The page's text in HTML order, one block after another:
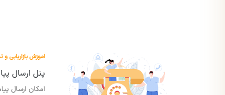
اموزش بازاریابی و
پنل ارسال پیامک